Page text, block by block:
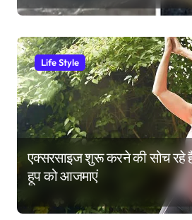
Life Style
एक्सरसाइज शुरू करने की सोच रहे
हूप को आजमाएं